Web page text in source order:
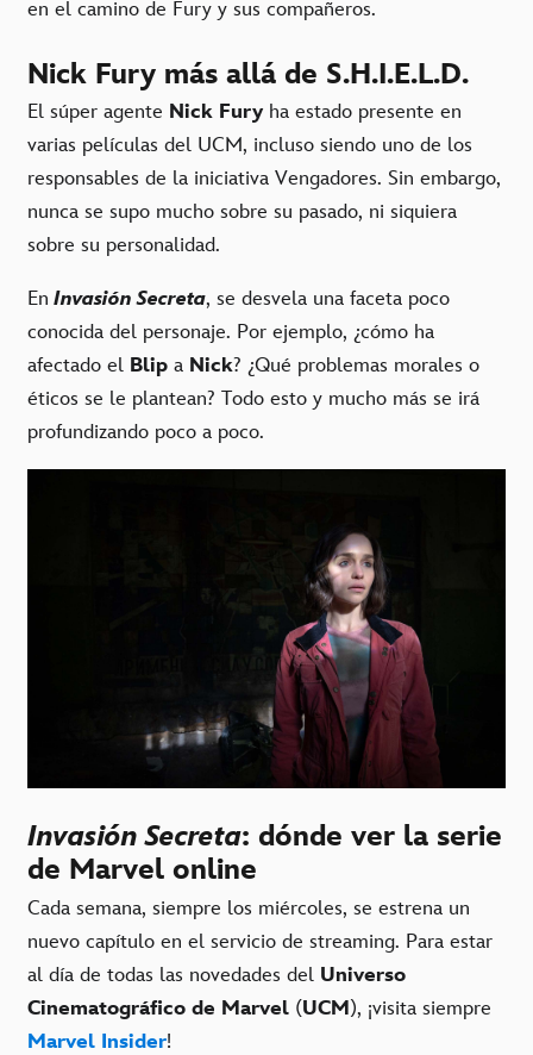
en el camino de Fury y sus compañeros.
Nick Fury más allá de S.H.I.E.L.D.
El súper agente Nick Fury ha estado presente en
varias películas del UCM, incluso siendo uno de los
responsables de la iniciativa Vengadores. Sin embargo,
nunca se supo mucho sobre su pasado, ni siquiera
sobre su personalidad.
En Invasión Secreta, se desvela una faceta poco
conocida del personaje. Por ejemplo, ¿cómo ha
afectado el Blip a Nick? ¿Qué problemas morales o
éticos se le plantean? Todo esto y mucho más se irá
profundizando poco a poco.
Invasión Secreta: dónde ver la serie
de Marvel online
Cada semana, siempre los miércoles, se estrena un
nuevo capítulo en el servicio de streaming. Para estar
al día de todas las novedades del Universo
Cinematográfico de Marvel (UCM), ¡visita siempre
Marvel Insider!